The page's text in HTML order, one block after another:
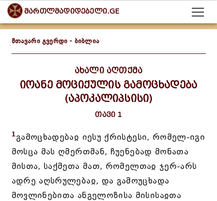
მართლმადიდებელი.GE
მთავარი გვერდი - ბიბლია
ახალი აღთქმა
იოანე მოციქულის გამოცხადება
(აპოკალიპსისი)
თავი 1
1გამოცხადებაჲ იესუ ქრისტესი, რომელ-იგი
მოსცა მას ღმერთმან, ჩუენებად მონათა
მისთა, საქმეთა მათ, რომელთაჲ ჯერ-არს
ადრე აღსრულებაჲ, და გამოუცხადა
მოვლინებითა ანგელოზისა მისისაჲთა